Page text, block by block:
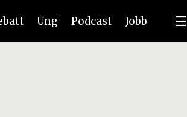
Ung Podcast Jobb